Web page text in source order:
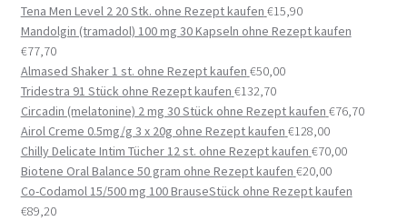
Tena Men Level 2 20 Stk. ohne Rezept kaufen €15,90
Mandolgin (tramadol) 100 mg 30 Kapseln ohne Rezept kaufen
€77,70
Almased Shaker 1 st. ohne Rezept kaufen €50,00
Tridestra 91 Stück ohne Rezept kaufen €132,70
Circadin (melatonine) 2 mg 30 Stück ohne Rezept kaufen €76,70
Airol Creme 0.5mg/g 3 x 20g ohne Rezept kaufen €128,00
Chilly Delicate Intim Tücher 12 st. ohne Rezept kaufen €70,00
Biotene Oral Balance 50 gram ohne Rezept kaufen €20,00
Co-Codamol 15/500 mg 100 BrauseStück ohne Rezept kaufen
€89,20